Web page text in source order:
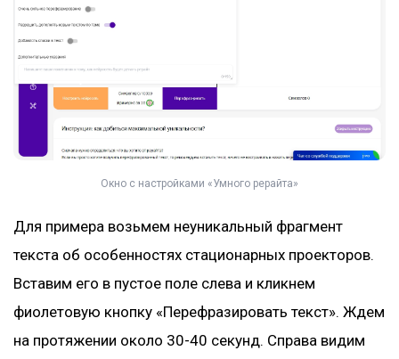
Окно с настройками «Умного рерайта»
Для примера возьмем неуникальный фрагмент
текста об особенностях стационарных проекторов.
Вставим его в пустое поле слева и кликнем
фиолетовую кнопку «Перефразировать текст». Ждем
на протяжении около 30-40 секунд. Справа видим